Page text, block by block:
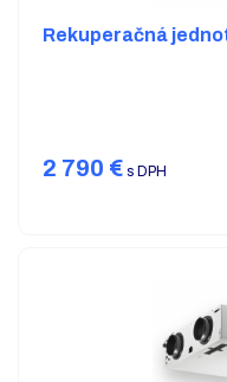
Rekuperačná
2 790 € s DPH